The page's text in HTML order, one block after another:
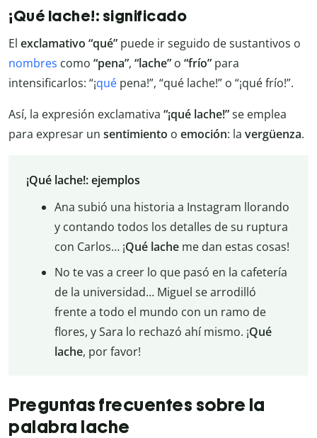
¡Qué lache!: significado
El exclamativo “qué” puede ir seguido de sustantivos o
nombres como “pena”, “lache” o “frío” para
intensificarlos: “¡qué pena!”, “qué lache!” o “¡qué frío!”.
Así, la expresión exclamativa “¡qué lache!”se emplea
para expresar un sentimiento o emoción: la vergüenza.
¡Qué lache!: ejemplos
Ana subió una historia a Instagram llorando
y contando todos los detalles de su ruptura
con Carlos… ¡Qué lacheme dan estas cosas!
No te vas a creer lo que pasó en la cafetería
de la universidad… Miguel se arrodilló
frente a todo el mundo con un ramo de
flores, y Sara lo rechazó ahí mismo. ¡Qué
lache, por favor!
Preguntas frecuentes sobre la
palabra lache